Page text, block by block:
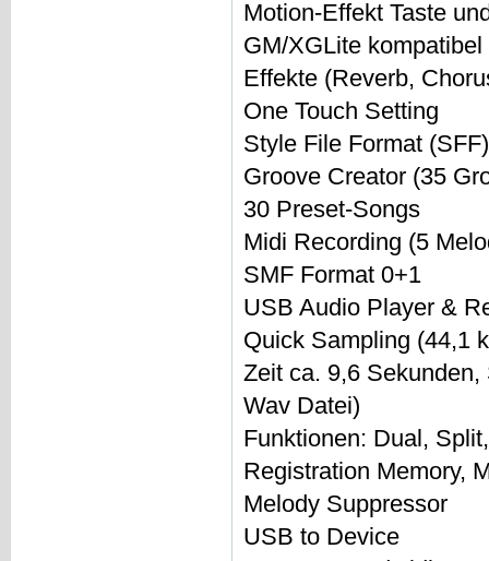
Motion-Effekt Taste
GM/XGLite kompatibel
Effekte (Reverb,
One Touch Setting
Style File Format
Groove Creator (35
30 Preset-Songs
Midi Recording (5
SMF Format 0+1
USB Audio Player &
Quick Sampling (44,1
Zeit ca. 9,6
Wav Datei)
Funktionen: Dual,
Registration Memory,
Melody Suppressor
USB to Device